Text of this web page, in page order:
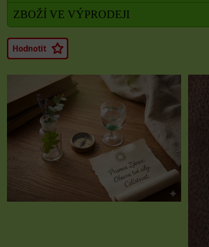
ZBOŽÍ VE VÝPRODEJI